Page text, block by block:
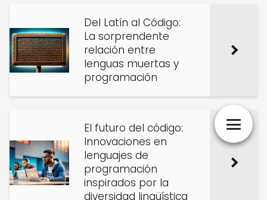
Del Latín al Código:
La sorprendente
relación entre
lenguas muertas y
programación
El futuro del código:
Innovaciones en
lenguajes de
programación
inspirados por la
diversidad lingüística